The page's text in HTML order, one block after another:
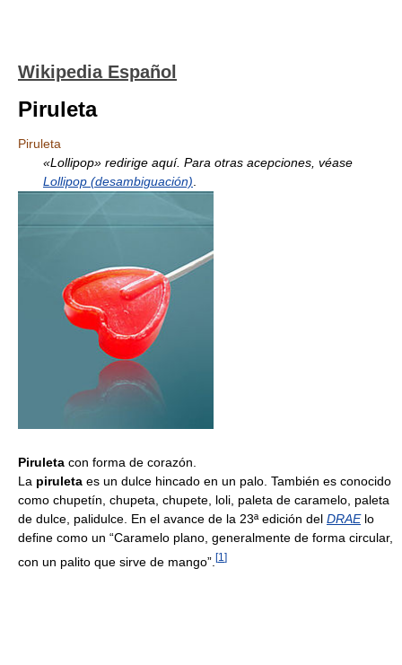
Wikipedia Español
Piruleta
Piruleta
«Lollipop» redirige aquí. Para otras acepciones, véase
Lollipop (desambiguación)
Piruleta con forma de corazón.
La piruleta es un dulce hincado en un palo. También es conocido
como chupetín, chupeta, chupete, loli, paleta de caramelo, paleta
de dulce, palidulce. En el avance de la 23ª edición del DRAElo
define como un “Caramelo plano, generalmente de forma circular,
con un palito que sirve de mango”. [1 ]